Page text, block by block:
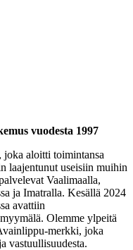
vuodesta 1997
joka aloitti toimintansa
laajentunut useisiin muihin
Vaalimaalla,
ja Imatralla. Kesällä 2024
avattiin
Olemme ylpeitä
merkki, joka
vastuullisuudesta.